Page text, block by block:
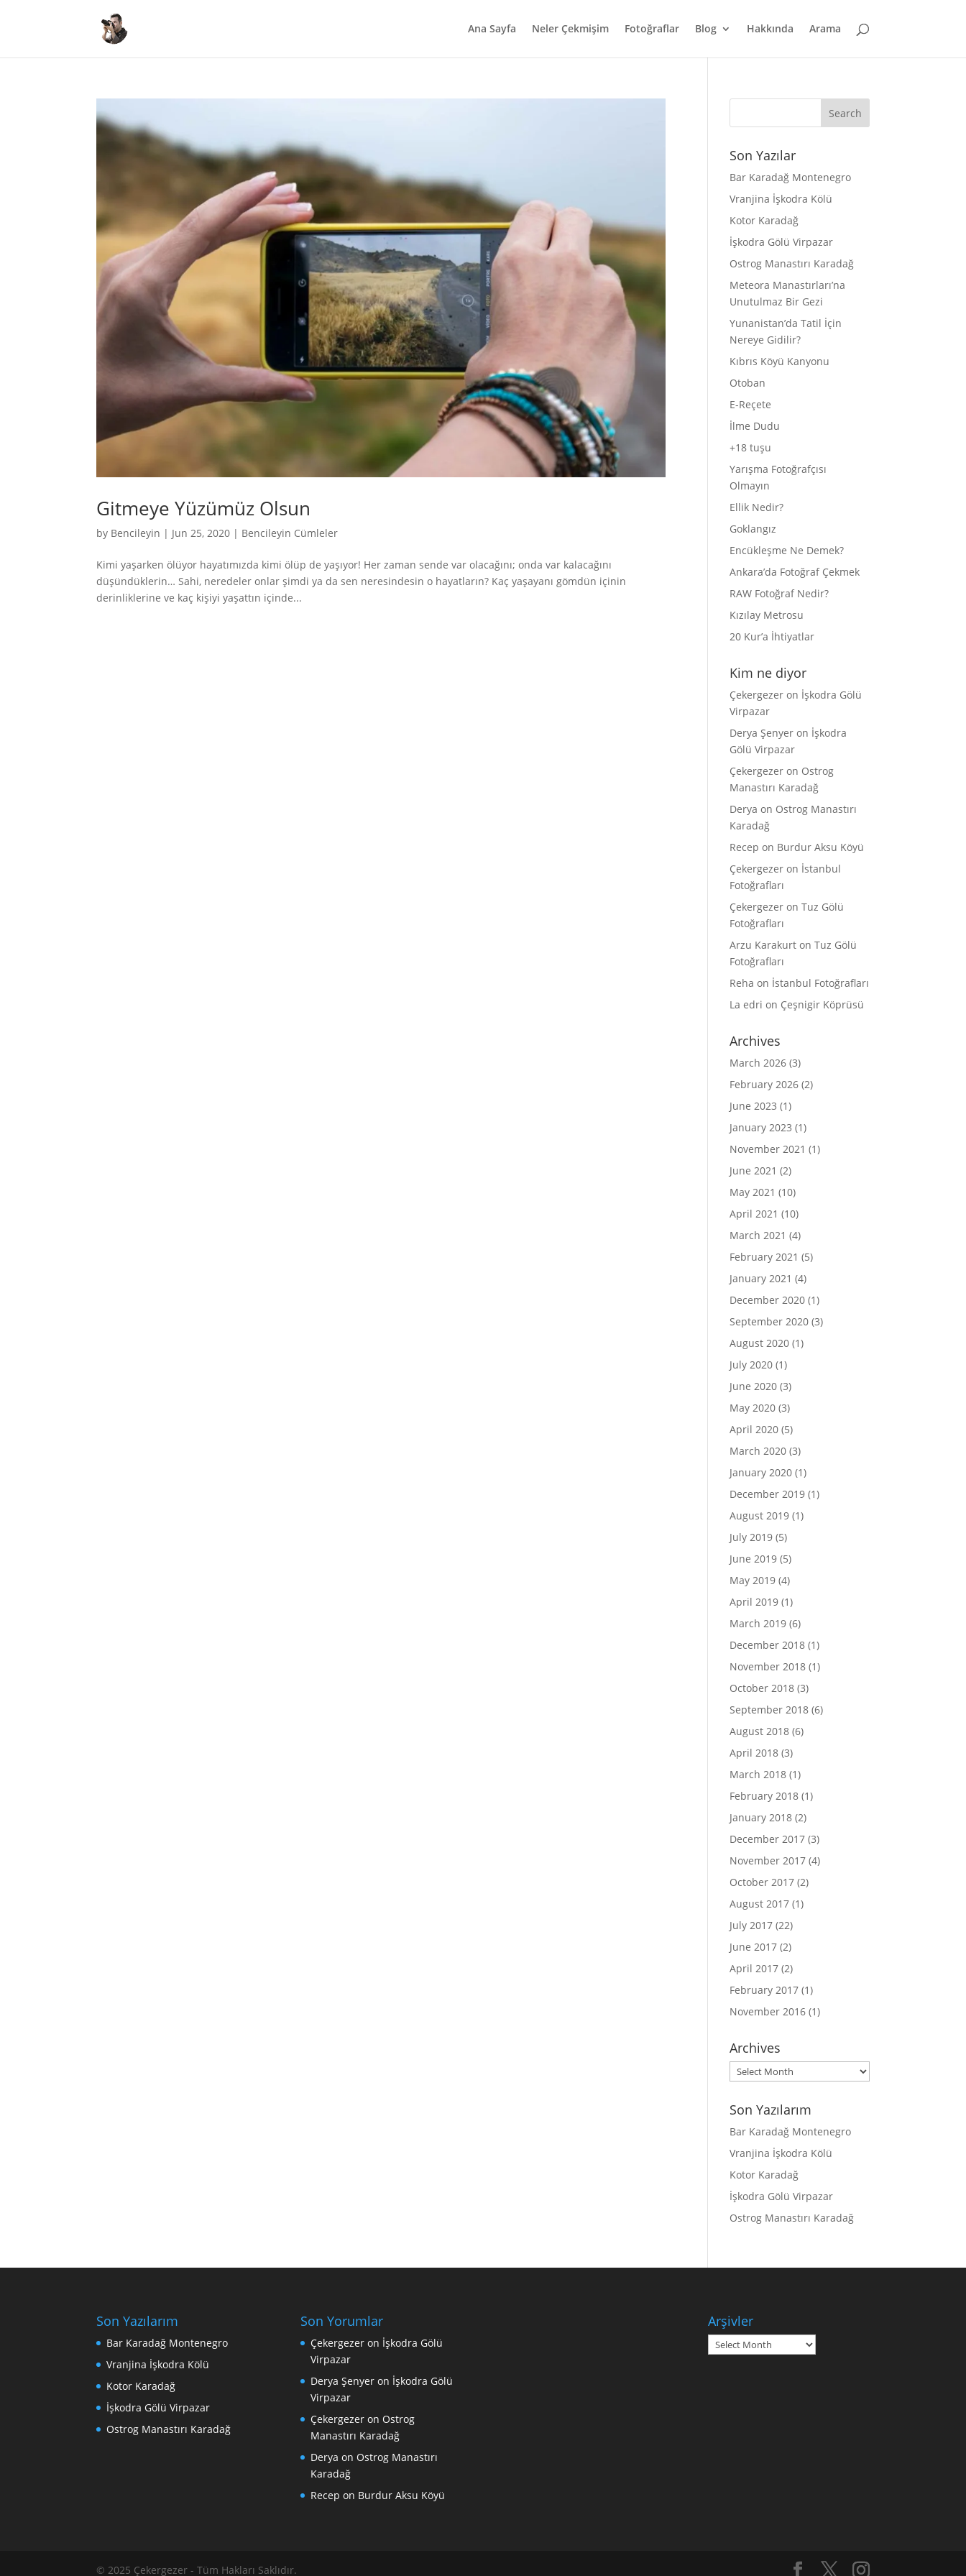
Ana Sayfa Neler Çekmişim Fotoğraflar Blog Hakkında Arama
Gitmeye Yüzümüz Olsun
by Bencileyin | Jun 25, 2020 | Bencileyin Cümleler
Kimi yaşarken ölüyor hayatımızda kimi ölüp de yaşıyor! Her zaman sende var olacağını; onda var kalacağını
düşündüklerin… Sahi, neredeler onlar şimdi ya da sen neresindesin o hayatların? Kaç yaşayanı gömdün içinin
derinliklerine ve kaç kişiyi yaşattın içinde...
Son Yazılar
Bar Karadağ Montenegro
Vranjina İşkodra Kölü
Kotor Karadağ
İşkodra Gölü Virpazar
Ostrog Manastırı Karadağ
Meteora Manastırları’na
Unutulmaz Bir Gezi
Yunanistan’da Tatil İçin
Nereye Gidilir?
Kıbrıs Köyü Kanyonu
Otoban
E-Reçete
İlme Dudu
+18 tuşu
Yarışma Fotoğrafçısı
Olmayın
Ellik Nedir?
Goklangız
Encükleşme Ne Demek?
Ankara’da Fotoğraf Çekmek
RAW Fotoğraf Nedir?
Kızılay Metrosu
20 Kur’a İhtiyatlar
Kim ne diyor
Çekergezer on İşkodra Gölü
Virpazar
Derya Şenyer on İşkodra
Gölü Virpazar
Çekergezer on Ostrog
Manastırı Karadağ
Derya on Ostrog Manastırı
Karadağ
Recep on Burdur Aksu Köyü
Çekergezer on İstanbul
Fotoğrafları
Çekergezer onTuz Gölü
Fotoğrafları
Arzu Karakurt onTuz Gölü
Fotoğrafları
Reha on İstanbul Fotoğrafları
La edri on Çeşnigir Köprüsü
Archives
March 2026 (3)
February 2026 (2)
June 2023 (1)
January 2023 (1)
November 2021 (1)
June 2021 (2)
May 2021 (10)
April 2021 (10)
March 2021 (4)
February 2021 (5)
January 2021 (4)
December 2020 (1)
September 2020 (3)
August 2020 (1)
July 2020 (1)
June 2020 (3)
May 2020 (3)
April 2020 (5)
March 2020 (3)
January 2020 (1)
December 2019 (1)
August 2019 (1)
July 2019 (5)
June 2019 (5)
May 2019 (4)
April 2019 (1)
March 2019 (6)
December 2018 (1)
November 2018 (1)
October 2018 (3)
September 2018 (6)
August 2018 (6)
April 2018 (3)
March 2018 (1)
February 2018 (1)
January 2018 (2)
December 2017 (3)
November 2017 (4)
October 2017 (2)
August 2017 (1)
July 2017 (22)
June 2017 (2)
April 2017 (2)
February 2017 (1)
November 2016 (1)
Archives
Archives
Son Yazılarım
Bar Karadağ Montenegro
Vranjina İşkodra Kölü
Kotor Karadağ
İşkodra Gölü Virpazar
Ostrog Manastırı Karadağ
Son Yazılarım
Bar Karadağ Montenegro
Vranjina İşkodra Kölü
Kotor Karadağ
İşkodra Gölü Virpazar
Ostrog Manastırı Karadağ
Son Yorumlar
Çekergezeron İşkodra Gölü
Virpazar
Derya Şenyeron İşkodra Gölü
Virpazar
Çekergezeron Ostrog
Manastırı Karadağ
Derya on Ostrog Manastırı
Karadağ
Recep on Burdur Aksu Köyü
Arşivler
Arşivler
© 2025 Çekergezer - Tüm Hakları Saklıdır.